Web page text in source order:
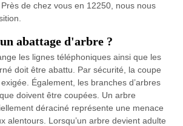
de chez vous en 12250, nous nous
abattage d'arbre ?
les lignes téléphoniques ainsi que les
doit être abattu. Par sécurité, la coupe
Également, les branches d’arbres
doivent être coupées. Un arbre
déraciné représente une menace
alentours. Lorsqu’un arbre devient adulte